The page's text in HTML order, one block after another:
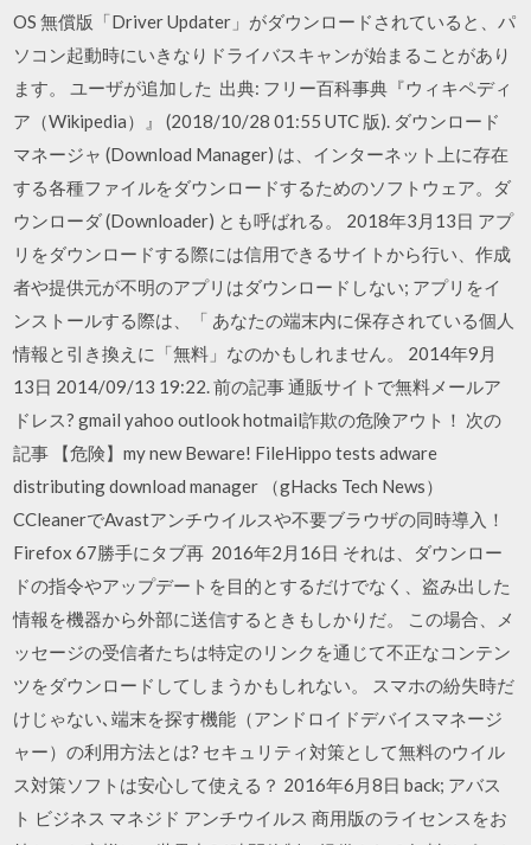
OS 無償版「Driver Updater」がダウンロードされていると、パ
ソコン起動時にいきなりドライバスキャンが始まることがあり
ます。 ユーザが追加した 出典: フリー百科事典『ウィキペディ
ア（Wikipedia）』 (2018/10/28 01:55 UTC 版). ダウンロード
マネージャ (Download Manager) は、インターネット上に存在
する各種ファイルをダウンロードするためのソフトウェア。ダ
ウンローダ (Downloader) とも呼ばれる。 2018年3月13日 アプ
リをダウンロードする際には信用できるサイトから行い、作成
者や提供元が不明のアプリはダウンロードしない; アプリをイ
ンストールする際は、「 あなたの端末内に保存されている個人
情報と引き換えに「無料」なのかもしれません。 2014年9月
13日 2014/09/13 19:22. 前の記事 通販サイトで無料メールア
ドレス? gmail yahoo outlook hotmail詐欺の危険アウト！ 次の
記事 【危険】my new Beware! FileHippo tests adware
distributing download manager （gHacks Tech News）
CCleanerでAvastアンチウイルスや不要ブラウザの同時導入！
Firefox 67勝手にタブ再 2016年2月16日 それは、ダウンロー
ドの指令やアップデートを目的とするだけでなく、盗み出した
情報を機器から外部に送信するときもしかりだ。 この場合、メ
ッセージの受信者たちは特定のリンクを通じて不正なコンテン
ツをダウンロードしてしまうかもしれない。 スマホの紛失時だ
けじゃない､端末を探す機能（アンドロイドデバイスマネージ
ャー）の利用方法とは? セキュリティ対策として無料のウイル
ス対策ソフトは安心して使える？ 2016年6月8日 back; アバス
ト ビジネス マネジド アンチウイルス 商用版のライセンスをお